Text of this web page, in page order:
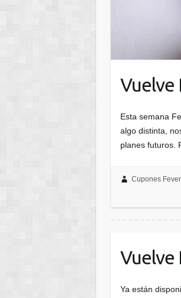
Vuelve
Esta semana
algo distinta,
planes futuros.
Cupones Fever
Vuelve
Ya están